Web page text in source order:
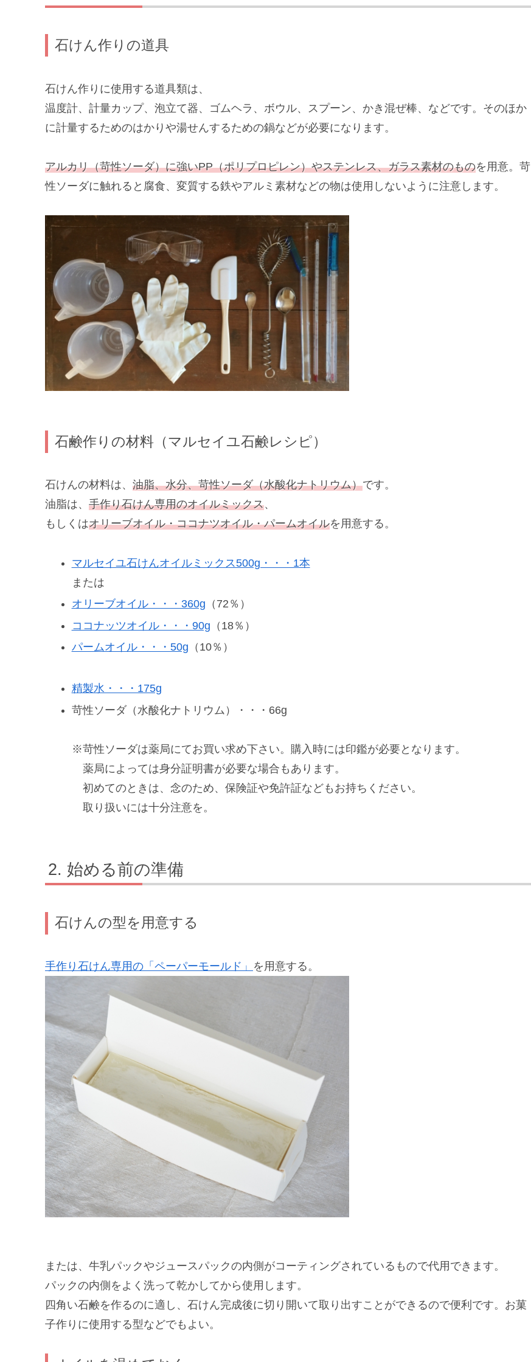
石けん作りの道具
石けん作りに使用する道具類は、
温度計、計量カップ、泡立て器、ゴムヘラ、ボウル、スプーン、かき混ぜ棒、などです。そのほか
に計量するためのはかりや湯せんするための鍋などが必要になります。
アルカリ（苛性ソーダ）に強いPP（ポリプロピレン）やステンレス、ガラス素材のものを用意。苛
性ソーダに触れると腐食、変質する鉄やアルミ素材などの物は使用しないように注意します。
石鹸作りの材料（マルセイユ石鹸レシピ）
石けんの材料は、 油脂、水分、苛性ソーダ（水酸化ナトリウム）です。
油脂は、 手作り石けん専用のオイルミックス、
もしくはオリーブオイル・ココナツオイル・パームオイルを用意する。
マルセイユ石けんオイルミックス500g・・・1本
または
オリーブオイル・・・360g （72％）
ココナッツオイル・・・90g （18％）
パームオイル・・・50g （10％）
精製水・・・175g
苛性ソーダ（水酸化ナトリウム）・・・66g
※苛性ソーダは薬局にてお買い求め下さい。購入時には印鑑が必要となります。
薬局によっては身分証明書が必要な場合もあります。
初めてのときは、念のため、保険証や免許証などもお持ちください。
取り扱いには十分注意を。
始める前の準備
石けんの型を用意する
手作り石けん専用の「ペーパーモールド」 を用意する。
または、牛乳パックやジュースパックの内側がコーティングされているもので代用できます。
パックの内側をよく洗って乾かしてから使用します。
四角い石鹸を作るのに適し、石けん完成後に切り開いて取り出すことができるので便利です。お菓
子作りに使用する型などでもよい。